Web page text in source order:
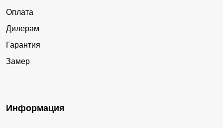
Оплата
Дилерам
Гарантия
Замер
Информация